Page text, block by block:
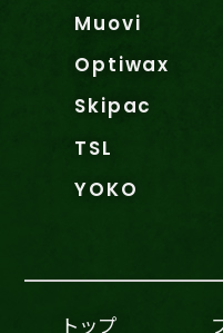
Muovi
Optiwax
Skipac
TSL
YOKO
トップ